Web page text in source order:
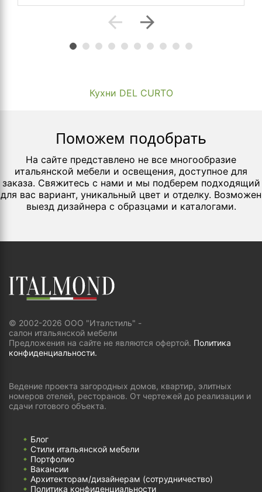
arrow_back arrow_forward
Кухни DEL CURTO
Поможем подобрать
На сайте представлено не все многообразие
итальянской мебели и освещения, доступное для
заказа. Свяжитесь с нами и мы подберем подходящий
для вас вариант, уникальный цвет и отделку. Возможен
выезд дизайнера с образцами и каталогами.
© 2002-2026 ООО "Италстиль" -
салон итальянской мебели
Предложения на сайте не являются офертой. Политика
конфиденциальности.
Ведение проекта загородных домов, квартир, элитных
номеров отелей, ресторанов. От чертежей до реализации и
сдачи готового объекта.
Блог
Стили итальянской мебели
Портфолио
Вакансии
Архитекторам/дизайнерам (cотрудничество)
Политика конфиденциальности